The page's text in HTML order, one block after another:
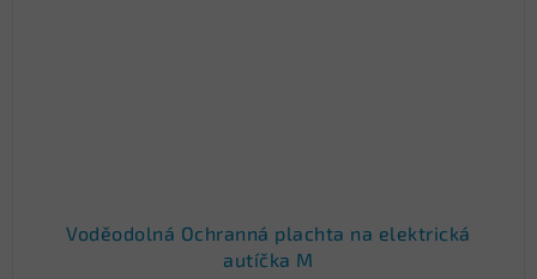
Voděodolná Ochranná plachta na elektrická
autíčka M